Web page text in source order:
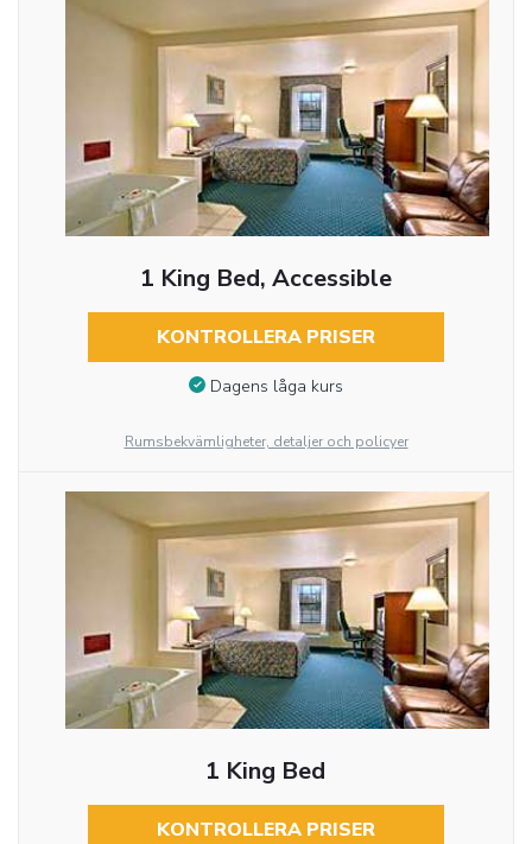
1 King Bed, Accessible
KONTROLLERA PRISER
Dagens låga kurs
Rumsbekvämligheter, detaljer och policyer
1 King Bed
KONTROLLERA PRISER